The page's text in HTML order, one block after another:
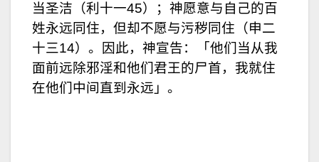
当圣洁（利十一45）；神愿意与自己的百
姓永远同住，但却不愿与污秽同住（申二
十三14）。因此，神宣告：「他们当从我
面前远除邪淫和他们君王的尸首，我就住
在他们中间直到永远」。